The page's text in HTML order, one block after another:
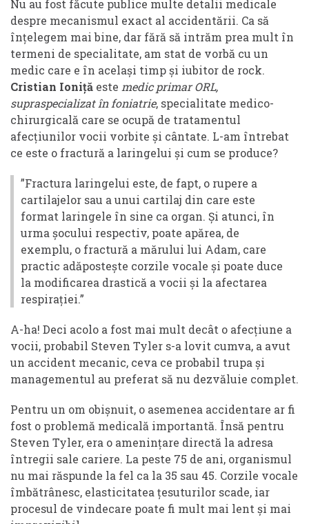
Nu au fost făcute publice multe detalii medicale
despre mecanismul exact al accidentării. Ca să
înțelegem mai bine, dar fără să intrăm prea mult în
termeni de specialitate, am stat de vorbă cu un
medic care e în același timp și iubitor de rock.
Cristian Ioniță este medic primar ORL,
supraspecializat în foniatrie, specialitate medico-
chirurgicală care se ocupă de tratamentul
afecțiunilor vocii vorbite și cântate. L-am întrebat
ce este o fractură a laringelui și cum se produce?
”Fractura laringelui este, de fapt, o rupere a
cartilajelor sau a unui cartilaj din care este
format laringele în sine ca organ. Și atunci, în
urma șocului respectiv, poate apărea, de
exemplu, o fractură a mărului lui Adam, care
practic adăpostește corzile vocale și poate duce
la modificarea drastică a vocii și la afectarea
respirației.”
A-ha! Deci acolo a fost mai mult decât o afecțiune a
vocii, probabil Steven Tyler s-a lovit cumva, a avut
un accident mecanic, ceva ce probabil trupa și
managementul au preferat să nu dezvăluie complet.
Pentru un om obișnuit, o asemenea accidentare ar fi
fost o problemă medicală importantă. Însă pentru
Steven Tyler, era o amenințare directă la adresa
întregii sale cariere. La peste 75 de ani, organismul
nu mai răspunde la fel ca la 35 sau 45. Corzile vocale
îmbătrânesc, elasticitatea țesuturilor scade, iar
procesul de vindecare poate fi mult mai lent și mai